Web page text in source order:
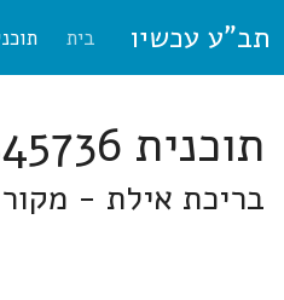
תב"ע עכשיו בית
תוכנית 602-0345736 אילת
בריכת אילת -